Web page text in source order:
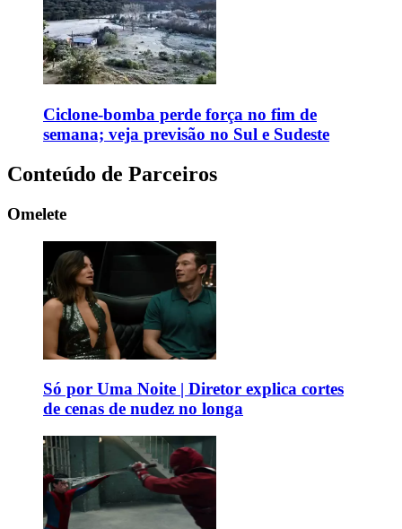
Ciclone-bomba perde força no fim de
semana; veja previsão no Sul e Sudeste
Conteúdo de Parceiros
Omelete
Só por Uma Noite | Diretor explica cortes
de cenas de nudez no longa